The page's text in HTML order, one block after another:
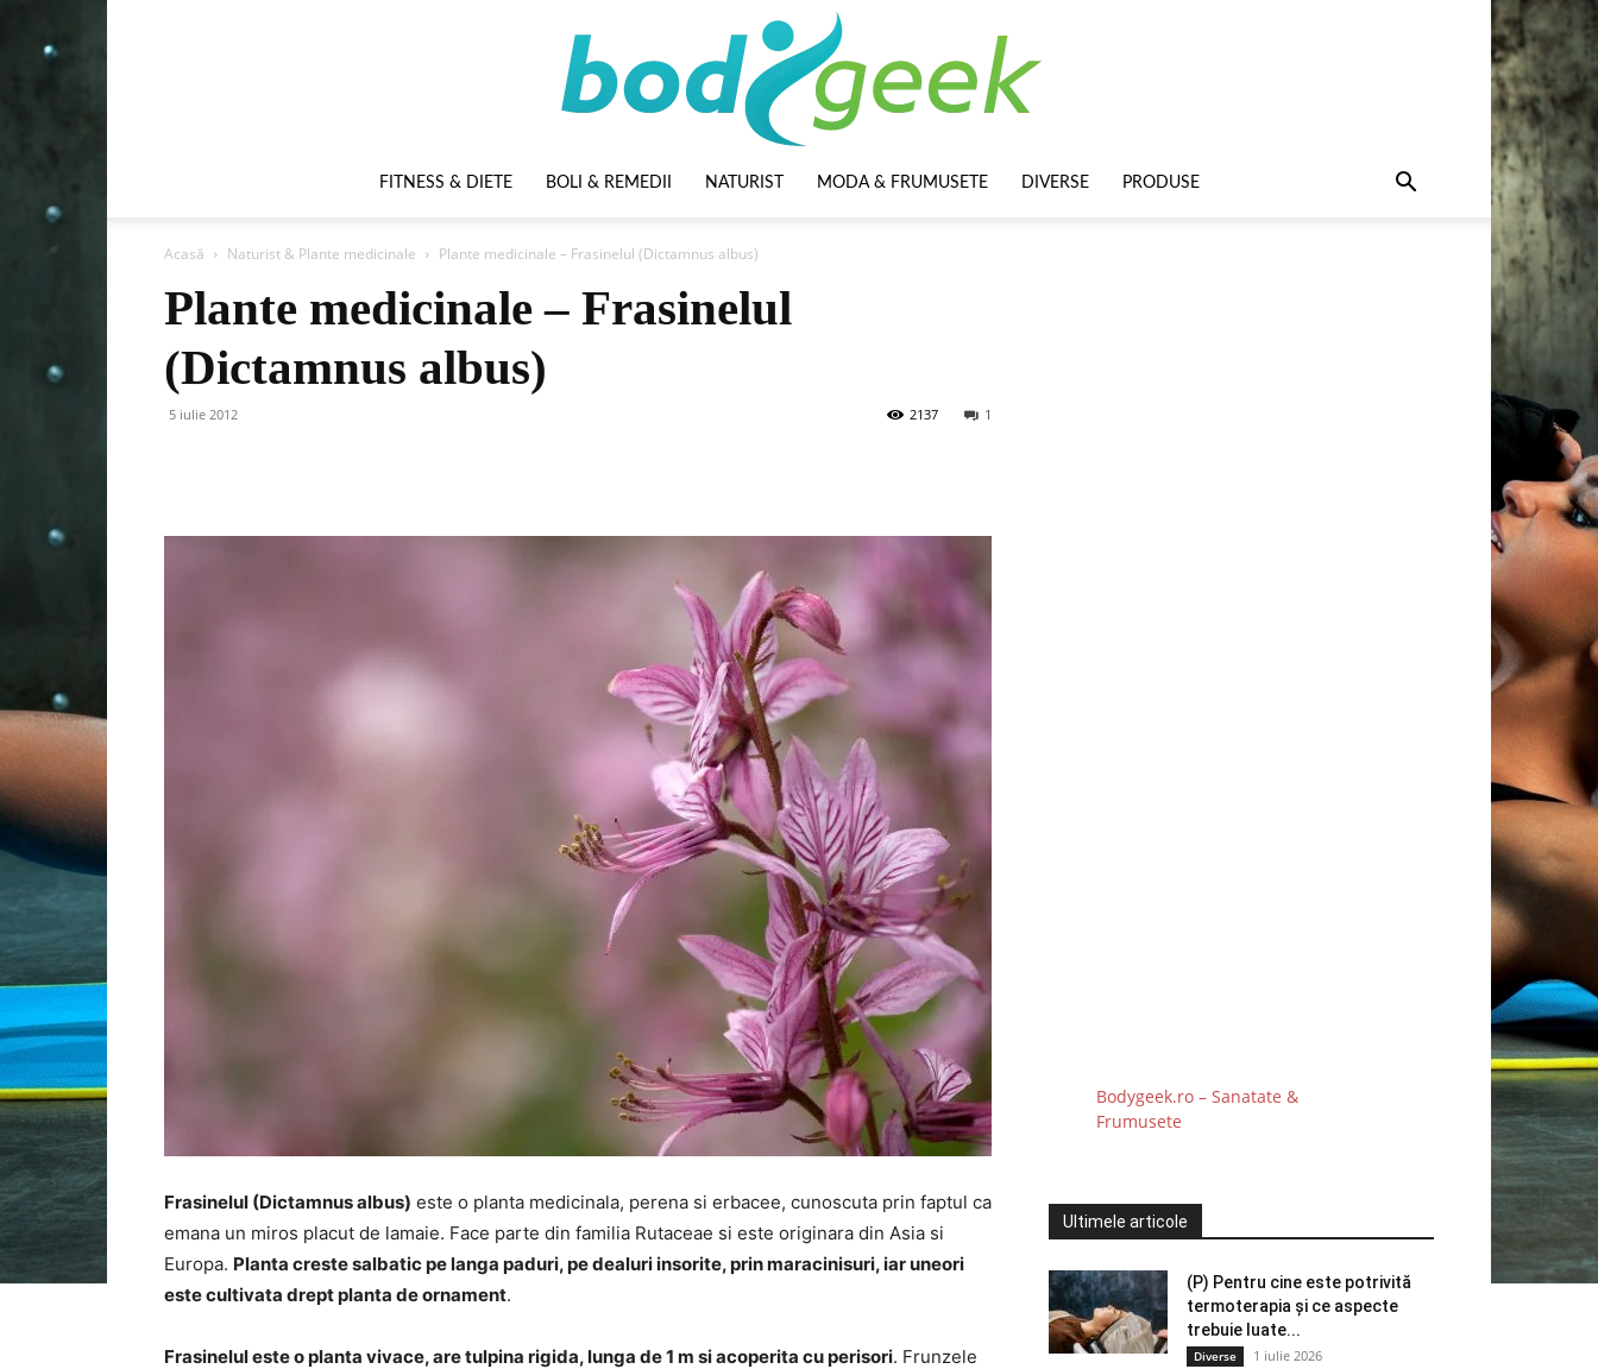
FITNESS & DIETE BOLI & REMEDII NATURIST MODA & FRUMUSETE DIVERSE PRODUSE
Acasă Naturist & Plante medicinale Plante medicinale – Frasinelul (Dictamnus albus)
Plante medicinale – Frasinelul
(Dictamnus albus)
5 iulie 2012 1
2137
Frasinelul (Dictamnus albus) este o planta medicinala, perena si erbacee, cunoscuta prin faptul ca
emana un miros placut de lamaie. Face parte din familia Rutaceae si este originara din Asia si
Europa. Planta creste salbatic pe langa paduri, pe dealuri insorite, prin maracinisuri, iar uneori
este cultivata drept planta de ornament.
Frasinelul este o planta vivace, are tulpina rigida, lunga de 1 m si acoperita cu perisori. Frunzele
Bodygeek.ro – Sanatate &
Frumusete
Ultimele articole
(P) Pentru cine este potrivită
termoterapia și ce aspecte
trebuie luate...
Diverse 1 iulie 2026